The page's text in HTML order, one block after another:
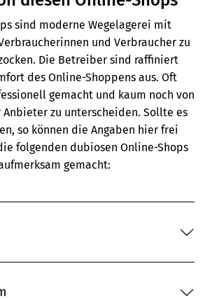
sind moderne Wegelagerei mit
und Verbraucher zu
Die Betreiber sind raffiniert
des Online-Shoppens aus. Oft
gemacht und kaum noch von
zu unterscheiden. Sollte es
so können die Angaben hier frei
folgenden dubiosen Online-Shops
gemacht: